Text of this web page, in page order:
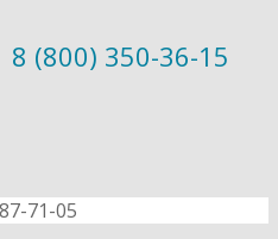
8 (800) 350-36-15
71-05